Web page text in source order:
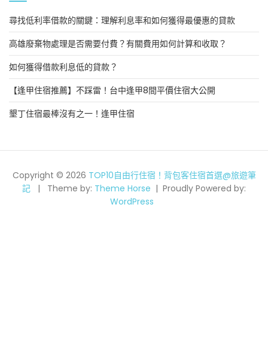
尋找低利率借款的關鍵：理解利息率和如何獲得最優惠的貸款
高雄廢棄物處理是否需要付費？有關費用如何計算和收取？
如何獲得借款利息低的貸款？
【逢甲住宿推薦】不踩雷！台中逢甲8間平價住宿大公開
墾丁住宿最棒沒有之一！逢甲住宿
Copyright © 2026 TOP10自由行住宿！背包客住宿首選@旅遊筆
記
Theme by: Theme Horse
Proudly Powered by:
WordPress